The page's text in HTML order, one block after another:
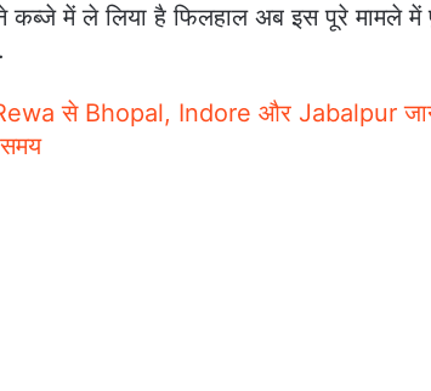
में ले लिया है फिलहाल अब इस पूरे मामले में
से Bhopal, Indore और Jabalpur जाने